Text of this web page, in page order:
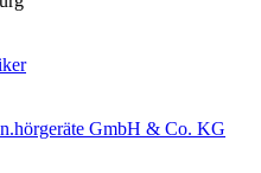
GmbH & Co. KG